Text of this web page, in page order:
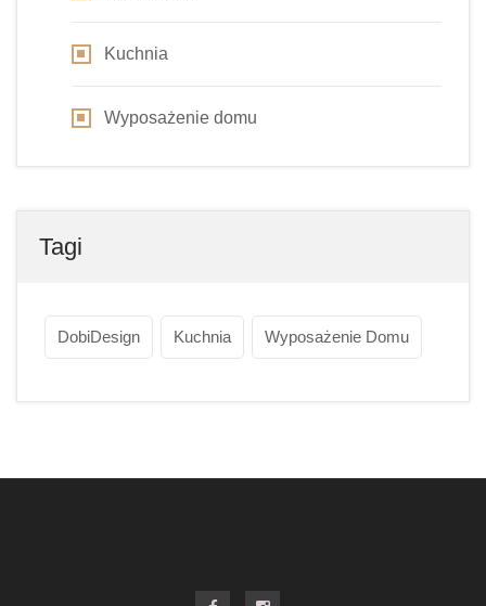
Kuchnia
Wyposażenie domu
Tagi
DobiDesign Kuchnia Wyposażenie Domu